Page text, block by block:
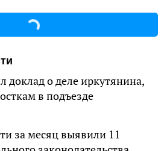
доклад о деле иркутянина,
в подъезде
за месяц выявили 11